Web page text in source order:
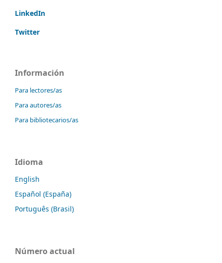
LinkedIn
Twitter
Información
Para lectores/as
Para autores/as
Para bibliotecarios/as
Idioma
English
Español (España)
Português (Brasil)
Número actual